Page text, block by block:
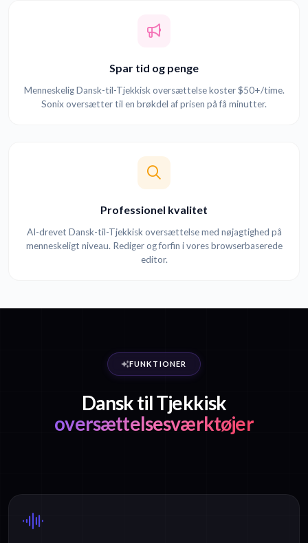
Spar tid og penge
Menneskelig Dansk-til-Tjekkisk oversættelse koster $50+/time.
Sonix oversætter til en brøkdel af prisen på få minutter.
Professionel kvalitet
AI-drevet Dansk-til-Tjekkisk oversættelse med nøjagtighed på
menneskeligt niveau. Rediger og forfin i vores browserbaserede
editor.
FUNKTIONER
Dansk til Tjekkisk
oversættelsesværktøjer